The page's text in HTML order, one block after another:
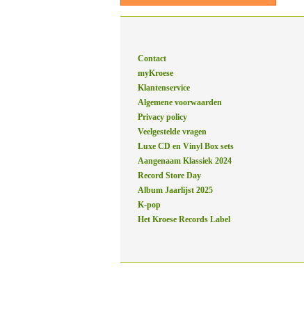
Contact
myKroese
Klantenservice
Algemene voorwaarden
Privacy policy
Veelgestelde vragen
Luxe CD en Vinyl Box sets
Aangenaam Klassiek 2024
Record Store Day
Album Jaarlijst 2025
K-pop
Het Kroese Records Label